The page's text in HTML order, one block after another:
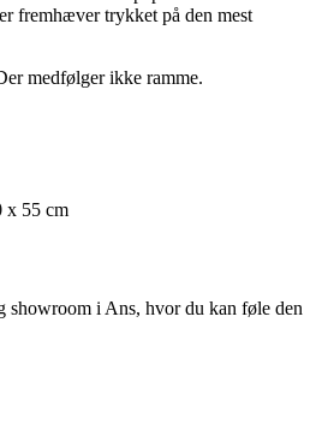
fremhæver trykket på den mest
medfølger ikke ramme.
x 55 cm
showroom i Ans, hvor du kan føle den